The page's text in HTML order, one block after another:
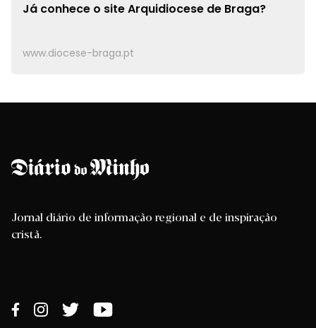
Já conhece o siteArquidiocese de Braga?
www.diocese-braga.pt
Jornal diário de informação regional e de inspiração
cristã.